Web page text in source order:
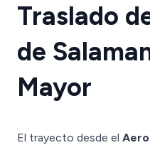
Traslado
de
Mayor
El trayecto desde el